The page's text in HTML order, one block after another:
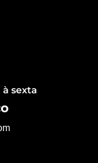
à sexta